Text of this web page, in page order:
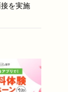
を実施